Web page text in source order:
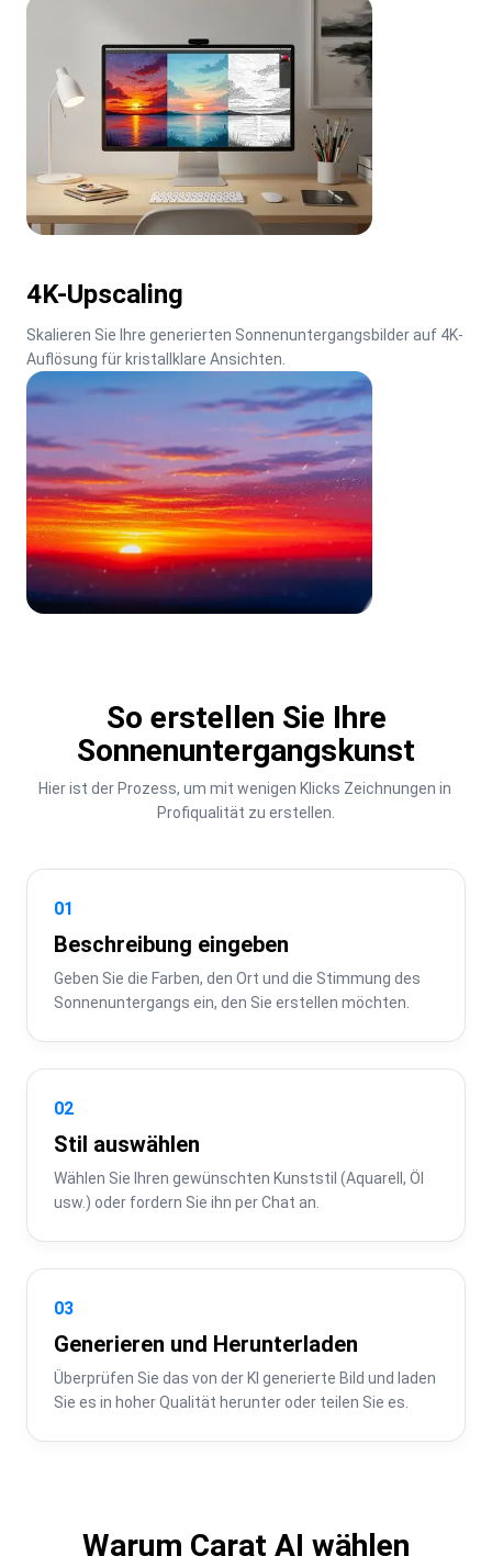
4K-Upscaling
Skalieren Sie Ihre generierten Sonnenuntergangsbilder auf 4K-
Auflösung für kristallklare Ansichten.
So erstellen Sie Ihre
Sonnenuntergangskunst
Hier ist der Prozess, um mit wenigen Klicks Zeichnungen in
Profiqualität zu erstellen.
01
Beschreibung eingeben
Geben Sie die Farben, den Ort und die Stimmung des
Sonnenuntergangs ein, den Sie erstellen möchten.
02
Stil auswählen
Wählen Sie Ihren gewünschten Kunststil (Aquarell, Öl
usw.) oder fordern Sie ihn per Chat an.
03
Generieren und Herunterladen
Überprüfen Sie das von der KI generierte Bild und laden
Sie es in hoher Qualität herunter oder teilen Sie es.
Warum Carat AI wählen